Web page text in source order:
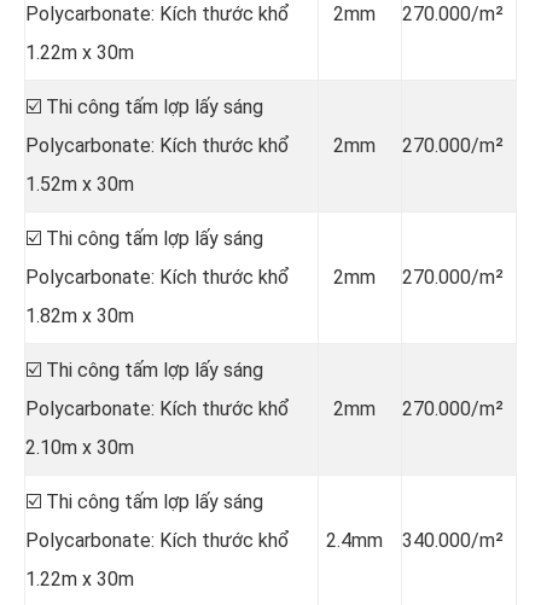
Polycarbonate: Kích thước khổ
1.22m x 30m
2mm 270.000/m²
☑️ Thi công tấm lợp lấy sáng
Polycarbonate: Kích thước khổ
1.52m x 30m
2mm 270.000/m²
☑️ Thi công tấm lợp lấy sáng
Polycarbonate: Kích thước khổ
1.82m x 30m
2mm 270.000/m²
☑️ Thi công tấm lợp lấy sáng
Polycarbonate: Kích thước khổ
2.10m x 30m
2mm 270.000/m²
☑️ Thi công tấm lợp lấy sáng
Polycarbonate: Kích thước khổ
1.22m x 30m
2.4mm 340.000/m²